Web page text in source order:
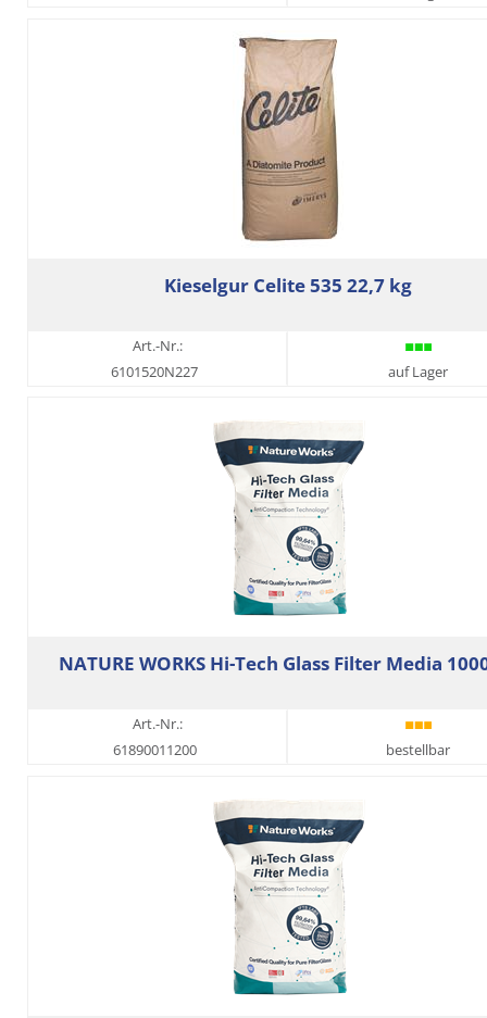
Kieselgur Celite 535 22,7 kg
Art.-Nr.:
6101520N227
auf Lager
NATURE WORKS Hi-Tech Glass Filter Media
Art.-Nr.:
61890011200
bestellbar